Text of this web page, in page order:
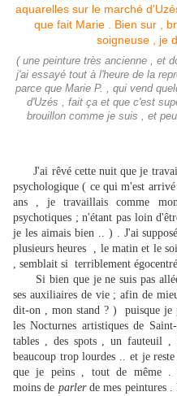
( une peinture très ancienne , et
j'ai essayé tout à l'heure de la
parce que Marie P. , qui vend
d'Uzés , fait ça et que c'est
brouillon comme je suis , et
J'ai rêvé cette nuit que je
psychologique ( ce qui m'est
ans , je travaillais comme
psychotiques ; n'étant pas loin
je les aimais bien .. ) . J'ai
plusieurs heures , le matin et le
, semblait si terriblement
Si bien que je ne suis pas
ses auxiliaires de vie ; afin de
dit-on , mon stand ? ) puisque je
les Nocturnes artistiques de
tables , des spots , un fauteuil ,
beaucoup trop lourdes .. et je
que je peins , tout de même .
moins de parlerde mes peintures .